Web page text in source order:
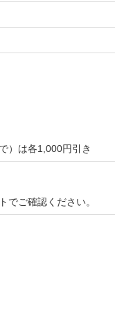
）は各1,000円引き
でご確認ください。